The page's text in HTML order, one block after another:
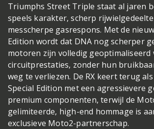
Triumphs Street Triple staat al jaren
speels karakter, scherp
messcherpe gasrespons. Met de
Edition wordt dat DNA nog scherper
motoren zijn volledig geoptimaliseerd
circuitprestaties, zonder hun
weg te verliezen. De RX keert terug
Special Edition met een agressievere
premium componenten, terwijl de
gelimiteerde, high-end hommage is
exclusieve Moto2-partnerschap.